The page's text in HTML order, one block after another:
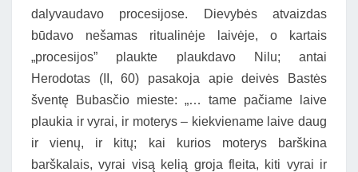
dalyvaudavo procesijose. Dievybės atvaizdas
būdavo nešamas ritualinėje laivėje, o kartais
„procesijos” plaukte plaukdavo Nilu; antai
Herodotas (II, 60) pasakoja apie deivės Bastės
šventę Bubasčio mieste: „… tame pačiame laive
plaukia ir vyrai, ir moterys – kiekviename laive daug
ir vienų, ir kitų; kai kurios moterys barškina
barškalais, vyrai visą kelią groja fleita, kiti vyrai ir